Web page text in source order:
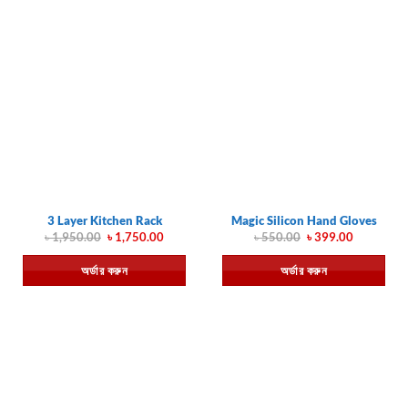
3 Layer Kitchen Rack
৳1,950.00 Original
price
was:
৳ 1,950.00.
৳1,750.00Current
is:
৳ 1,750.00.
অর্ডার করুন
Magic Silicon Hand Gloves
৳550.00 Original
was:
৳ 550.00.
৳399.00Current
is:
৳ 399.00.
অর্ডার করুন